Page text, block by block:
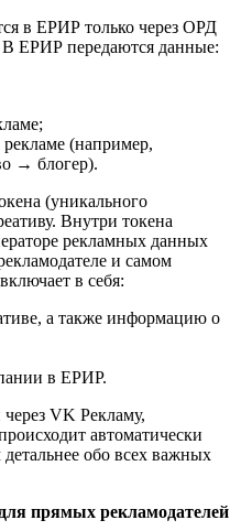
в ЕРИР только через ОРД
ЕРИР передаются данные:
(например,
→ блогер).
(уникального
Внутри токена
рекламных данных
и самом
в себя:
а также информацию о
в ЕРИР.
VK Рекламу,
автоматически
обо всех важных
прямых рекламодателей